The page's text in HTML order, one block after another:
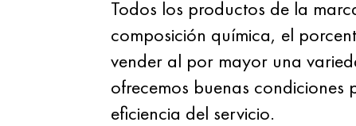
Todos los productos de la
composición química, el
vender al por mayor una
ofrecemos buenas condiciones
eficiencia del servicio.